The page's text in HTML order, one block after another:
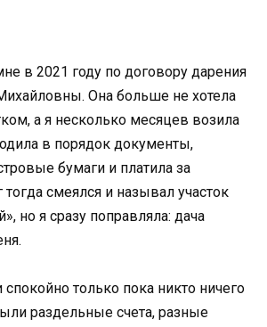
в 2021 году по договору дарения
Она больше не хотела
а я несколько месяцев возила
в порядок документы,
бумаги и платила за
смеялся и называл участок
но я сразу поправляла: дача
только пока никто ничего
раздельные счета, разные